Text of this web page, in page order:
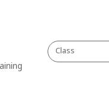
Class